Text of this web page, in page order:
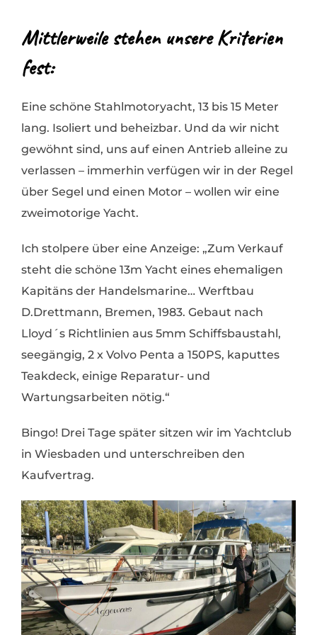
Mittlerweile stehen unsere Kriterien
fest:
Eine schöne Stahlmotoryacht, 13 bis 15 Meter
lang. Isoliert und beheizbar. Und da wir nicht
gewöhnt sind, uns auf einen Antrieb alleine zu
verlassen – immerhin verfügen wir in der Regel
über Segel und einen Motor – wollen wir eine
zweimotorige Yacht.
Ich stolpere über eine Anzeige: „Zum Verkauf
steht die schöne 13m Yacht eines ehemaligen
Kapitäns der Handelsmarine… Werftbau
D.Drettmann, Bremen, 1983. Gebaut nach
Lloyd´s Richtlinien aus 5mm Schiffsbaustahl,
seegängig, 2 x Volvo Penta a 150PS, kaputtes
Teakdeck, einige Reparatur- und
Wartungsarbeiten nötig.“
Bingo! Drei Tage später sitzen wir im Yachtclub
in Wiesbaden und unterschreiben den
Kaufvertrag.